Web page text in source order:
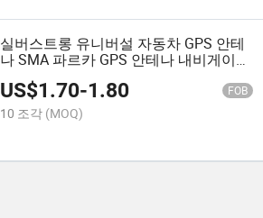
실버스트롱 유니버설 자동차 GPS 안테
나 SMA 파르카 GPS 안테나 내비게이션
VW/포드/BMW/메르세데스 벤츠용
US$1.70-1.80 FOB
10 조각 (MOQ)